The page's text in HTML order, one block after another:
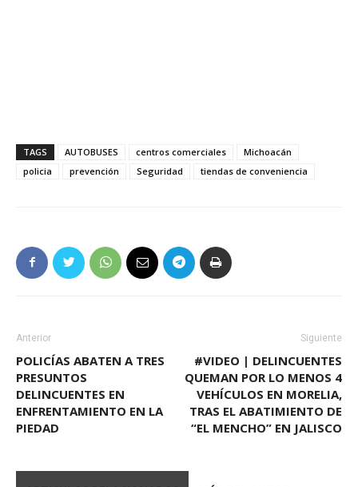
TAGS AUTOBUSES centros comerciales
Michoacán
policia
prevención Seguridad tiendas de conveniencia
Anterior
POLICÍAS ABATEN A TRES
PRESUNTOS
DELINCUENTES EN
ENFRENTAMIENTO EN LA
PIEDAD
Siguiente
#VIDEO | DELINCUENTES
QUEMAN POR LO MENOS 4
VEHÍCULOS EN MORELIA,
TRAS EL ABATIMIENTO DE
“EL MENCHO” EN JALISCO